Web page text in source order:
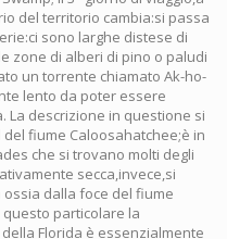
del territorio cambia:si passa
sono larghe distese di
zone di alberi di pino o paludi
un torrente chiamato Ak-ho-
lento da poter essere
La descrizione in questione si
fiume Caloosahatchee;è in
che si trovano molti degli
secca,invece,si
dalla foce del fiume
questo particolare la
Florida è essenzialmente